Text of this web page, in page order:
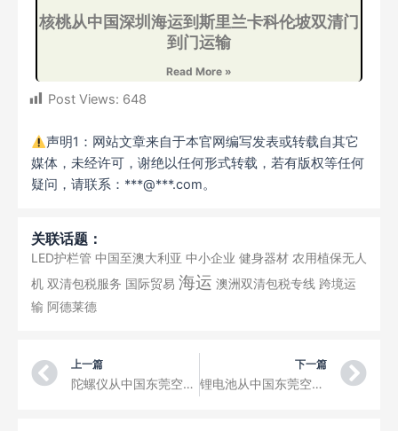
核桃从中国深圳海运到斯里兰卡科伦坡双清门
到门运输
Read More »
Post Views: 648
声明1：网站文章来自于本官网编写发表或转载自其它
媒体，未经许可，谢绝以任何形式转载，若有版权等任何
疑问，请联系：***@***.com。
关联话题：
LED护栏管 中国至澳大利亚 中小企业 健身器材 农用植保无人
机 双清包税服务 国际贸易 海运 澳洲双清包税专线 跨境运
输 阿德莱德
Prev
上一篇
陀螺仪从中国东莞空运到西蒙·姆万萨·卡普韦普威国际机场三字代码NLA
下一篇
锂电池从中国东莞空运到卢安达机场三字代码LAD